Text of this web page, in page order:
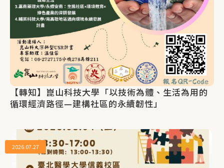
【轉知】崑山科技大學「以技術為體、生活為用的
循環經濟路徑—建構社區的永續韌性」
2026.07.27